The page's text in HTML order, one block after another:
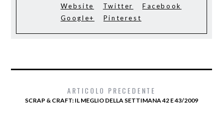
Website Twitter
Facebook
Google+
Pinterest
ARTICOLO PRECEDENTE
SCRAP & CRAFT: IL MEGLIO DELLA SETTIMANA 42 E 43/2009